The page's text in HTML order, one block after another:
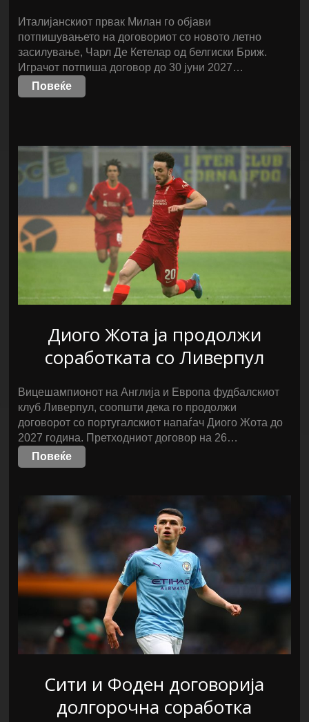
Италијанскиот првак Милан го објави
потпишувањето на договориот со новото летно
засилување, Чарл Де Кетелар од белгиски Бриж.
Играчот потпиша договор до 30 јуни 2027…
Повеќе
Диого Жота ја продолжи
соработката со Ливерпул
Вицешампионот на Англија и Европа фудбалскиот
клуб Ливерпул, соопшти дека го продолжи
договорот со португалскиот напаѓач Диого Жота до
2027 година. Претходниот договор на 26…
Повеќе
Сити и Фоден договорија
долгорочна соработка